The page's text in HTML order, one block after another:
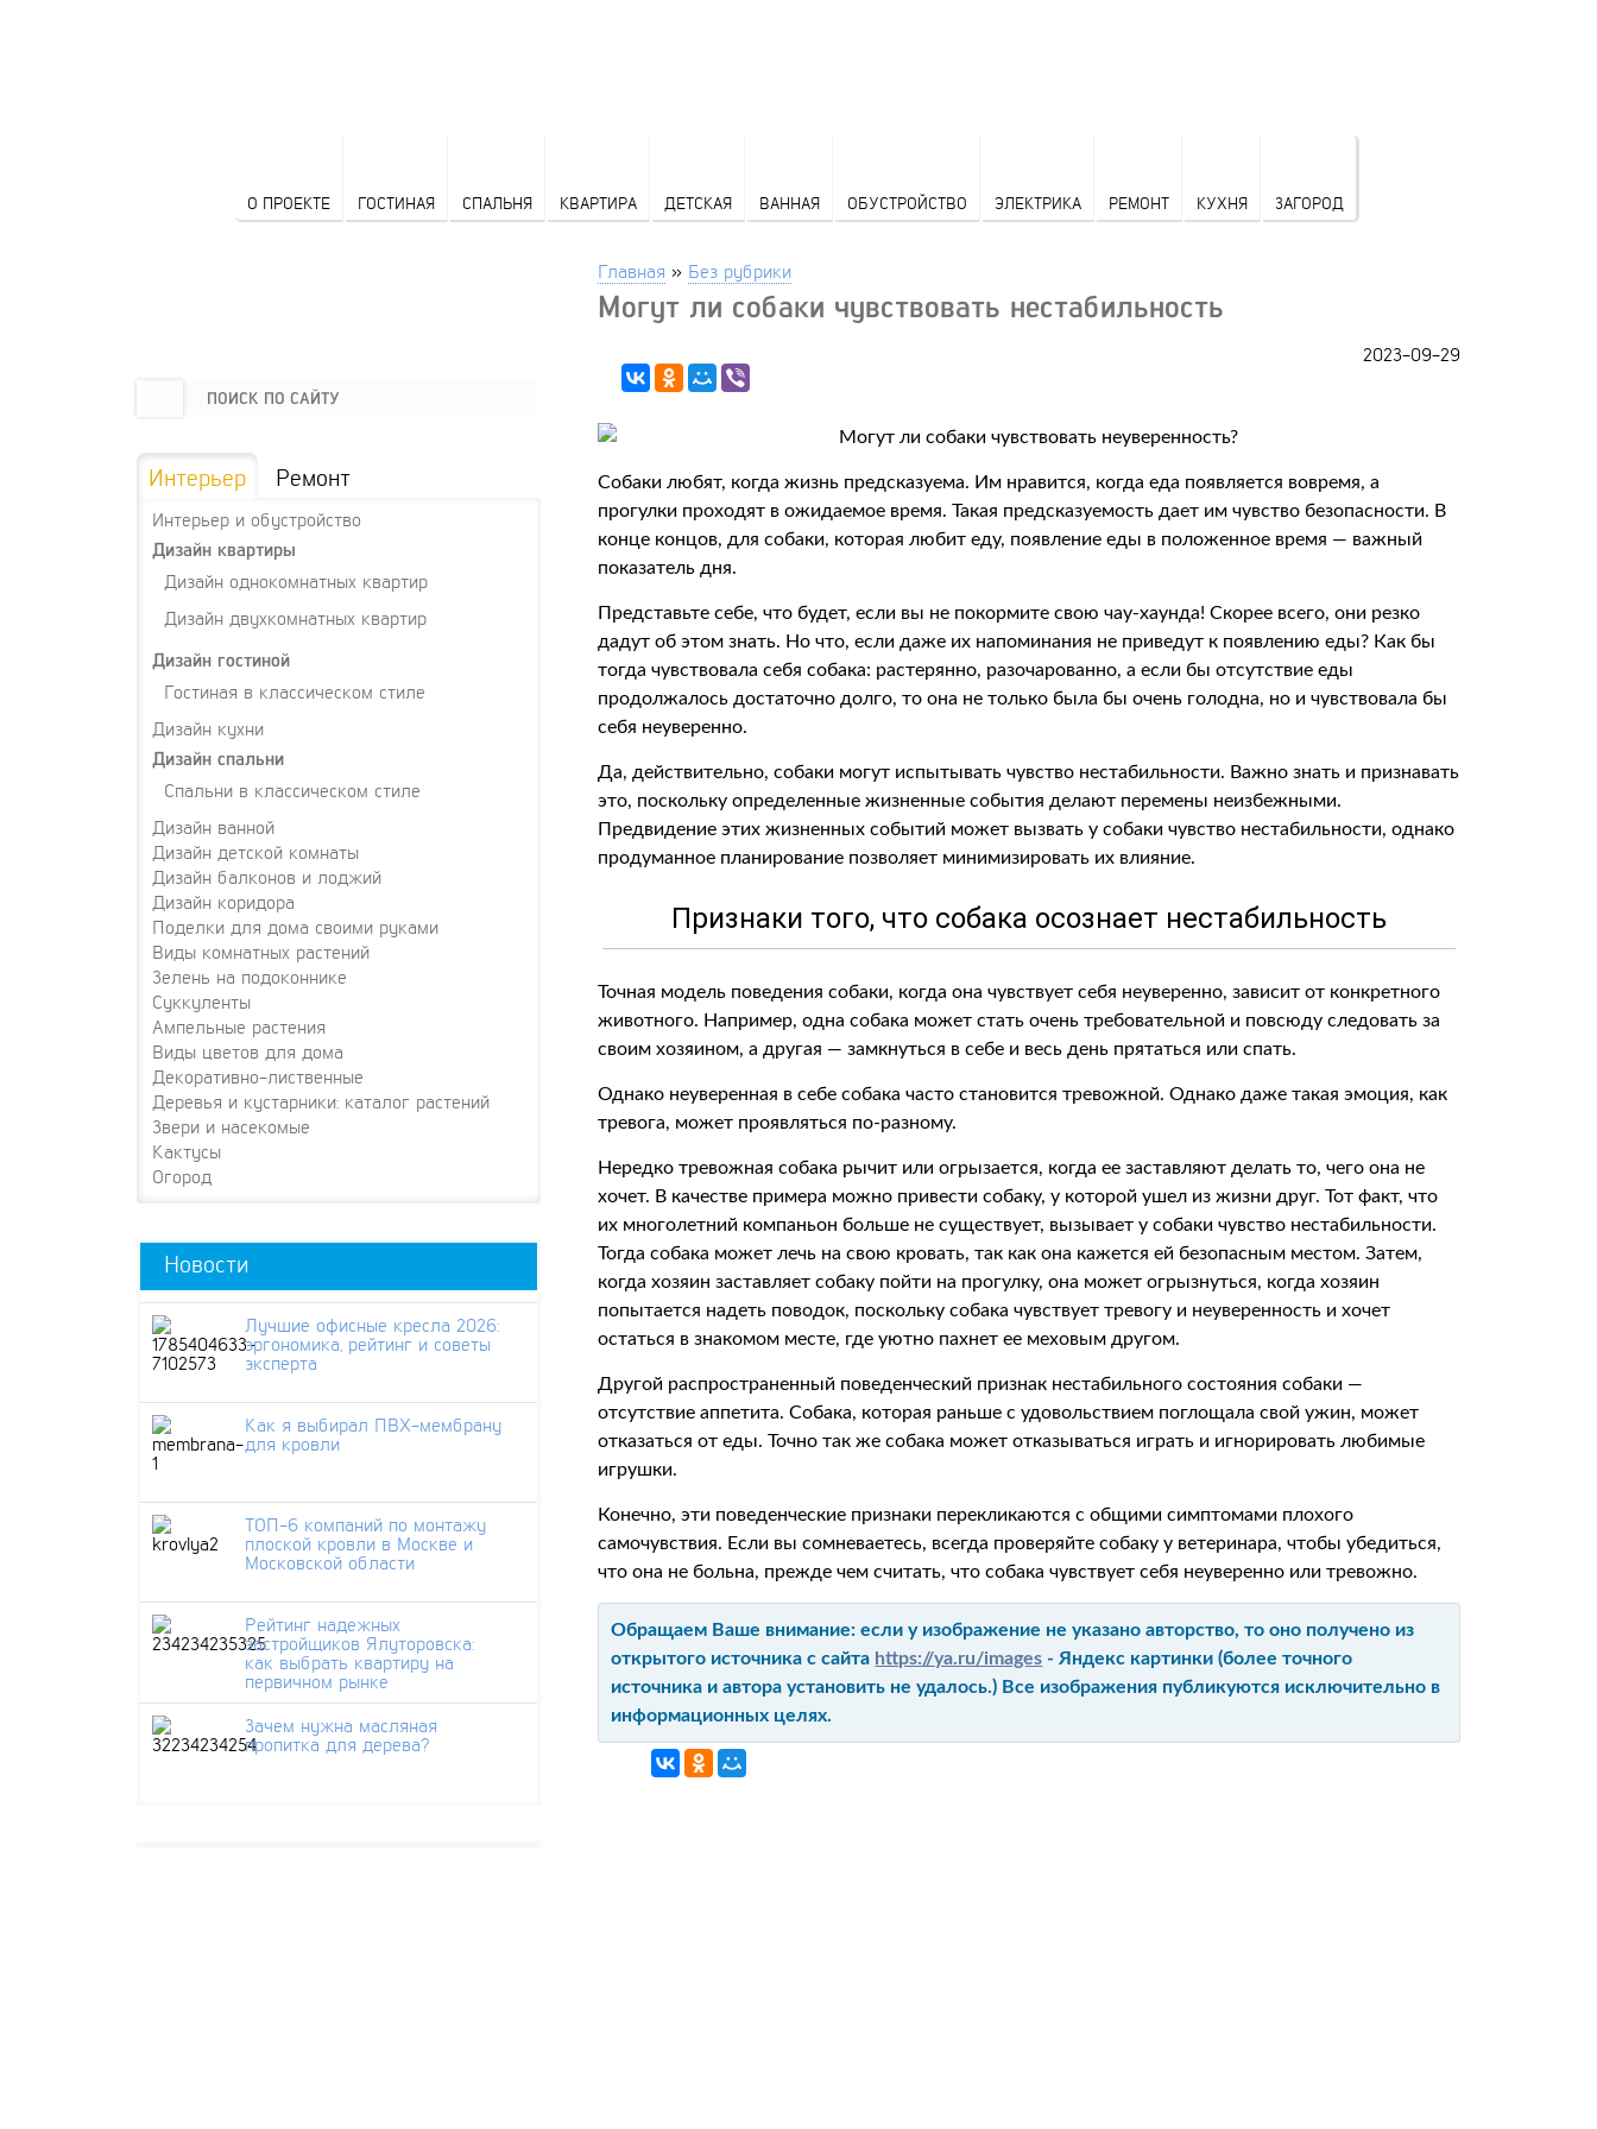
О ПРОЕКТЕ ГОСТИНАЯ СПАЛЬНЯ КВАРТИРА ДЕТСКАЯ ВАННАЯ ОБУСТРОЙСТВО ЭЛЕКТРИКА РЕМОНТ КУХНЯ ЗАГОРОД
Главная » Без рубрики
Могут ли собаки чувствовать нестабильность
2023-09-29
Собаки любят, когда жизнь предсказуема. Им нравится, когда еда появляется вовремя, а
прогулки проходят в ожидаемое время. Такая предсказуемость дает им чувство безопасности. В
конце концов, для собаки, которая любит еду, появление еды в положенное время — важный
показатель дня.
Представьте себе, что будет, если вы не покормите свою чау-хаунда! Скорее всего, они резко
дадут об этом знать. Но что, если даже их напоминания не приведут к появлению еды? Как бы
тогда чувствовала себя собака: растерянно, разочарованно, а если бы отсутствие еды
продолжалось достаточно долго, то она не только была бы очень голодна, но и чувствовала бы
себя неуверенно.
Да, действительно, собаки могут испытывать чувство нестабильности. Важно знать и признавать
это, поскольку определенные жизненные события делают перемены неизбежными.
Предвидение этих жизненных событий может вызвать у собаки чувство нестабильности, однако
продуманное планирование позволяет минимизировать их влияние.
Признаки того, что собака осознает нестабильность
Точная модель поведения собаки, когда она чувствует себя неуверенно, зависит от конкретного
животного. Например, одна собака может стать очень требовательной и повсюду следовать за
своим хозяином, а другая — замкнуться в себе и весь день прятаться или спать.
Однако неуверенная в себе собака часто становится тревожной. Однако даже такая эмоция, как
тревога, может проявляться по-разному.
Нередко тревожная собака рычит или огрызается, когда ее заставляют делать то, чего она не
хочет. В качестве примера можно привести собаку, у которой ушел из жизни друг. Тот факт, что
их многолетний компаньон больше не существует, вызывает у собаки чувство нестабильности.
Тогда собака может лечь на свою кровать, так как она кажется ей безопасным местом. Затем,
когда хозяин заставляет собаку пойти на прогулку, она может огрызнуться, когда хозяин
попытается надеть поводок, поскольку собака чувствует тревогу и неуверенность и хочет
остаться в знакомом месте, где уютно пахнет ее меховым другом.
Другой распространенный поведенческий признак нестабильного состояния собаки —
отсутствие аппетита. Собака, которая раньше с удовольствием поглощала свой ужин, может
отказаться от еды. Точно так же собака может отказываться играть и игнорировать любимые
игрушки.
Конечно, эти поведенческие признаки перекликаются с общими симптомами плохого
самочувствия. Если вы сомневаетесь, всегда проверяйте собаку у ветеринара, чтобы убедиться,
что она не больна, прежде чем считать, что собака чувствует себя неуверенно или тревожно.
Обращаем Ваше внимание: если у изображение не указано авторство, то оно получено из
открытого источника с сайта https://ya.ru/images - Яндекс картинки (более точного
источника и автора установить не удалось.) Все изображения публикуются исключительно в
информационных целях.
Интерьер Ремонт
Интерьер и обустройство
Дизайн квартиры
Дизайн однокомнатных квартир
Дизайн двухкомнатных квартир
Дизайн гостиной
Гостиная в классическом стиле
Дизайн кухни
Дизайн спальни
Спальни в классическом стиле
Дизайн ванной
Дизайн детской комнаты
Дизайн балконов и лоджий
Дизайн коридора
Поделки для дома своими руками
Виды комнатных растений
Зелень на подоконнике
Суккуленты
Ампельные растения
Виды цветов для дома
Декоративно-лиственные
Деревья и кустарники: каталог растений
Звери и насекомые
Кактусы
Огород
Новости
Лучшие офисные кресла 2026:
эргономика, рейтинг и советы
эксперта
Как я выбирал ПВХ-мембрану
для кровли
ТОП-6 компаний по монтажу
плоской кровли в Москве и
Московской области
Рейтинг надежных
застройщиков Ялуторовска:
как выбрать квартиру на
первичном рынке
Зачем нужна масляная
пропитка для дерева?